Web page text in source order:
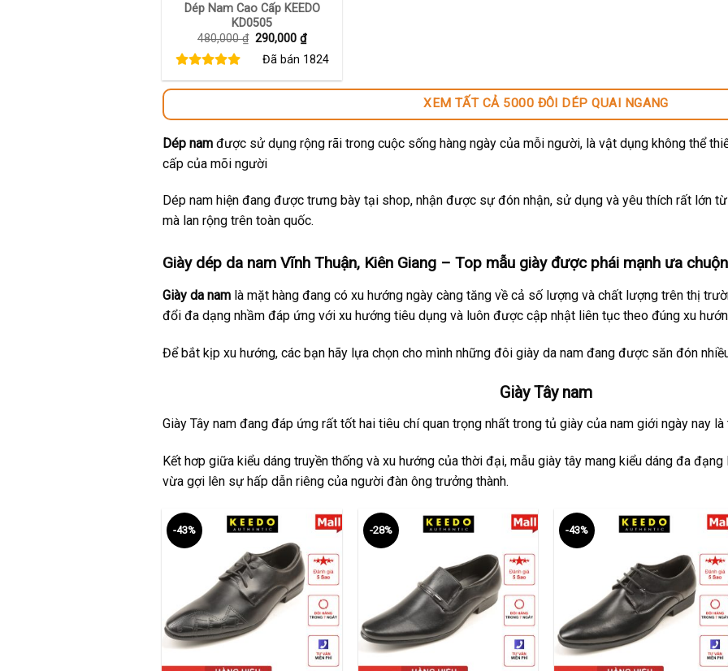
Dép Nam Cao Cấp KEEDO
KD0505
480,000₫ Giá
là:
290,000₫Giá
hiện
tại
290,000 ₫.
Đã bán 1824
XEM TẤT CẢ 5000 ĐÔI DÉP QUAI NGANG
Dép namđược sử dụng rộng rãi trong cuộc sống hàng ngày của mỗi người, là vật dụng không thể
cấp của mõi người
Dép nam hiện đang được trưng bày tại shop, nhận được sự đón nhận, sử dụng và yêu thích rất lớn
mà lan rộng trên toàn quốc.
Giày dép da nam Vĩnh Thuận, Kiên Giang – Top mẫu giày được phái mạnh ưa
Giày da namlà mặt hàng đang có xu hướng ngày càng tăng về cả số lượng và chất lượng trên thị
đổi đa dạng nhầm đáp ứng với xu hướng tiêu dụng và luôn được cập nhật liên tục theo đúng xu
Để bắt kịp xu hướng, các bạn hãy lựa chọn cho mình những đôi giày da nam đang được săn đón
Giày Tây nam
Giày Tây namđang đáp ứng rất tốt hai tiêu chí quan trọng nhất trong tủ giày của nam giới ngày nay là
Kết hơp giữa kiểu dáng truyền thống và xu hướng của thời đại, mẫu giày tây mang kiểu dáng đa
vừa gợi lên sự hấp dẫn riêng của người đàn ông trưởng thành.
-43% -28% -43%